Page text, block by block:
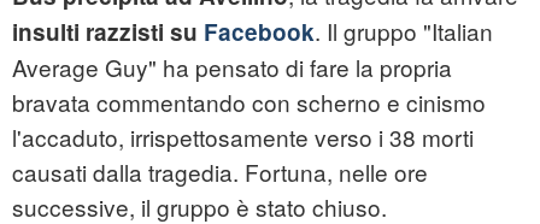
insulti razzisti su Facebook. Il gruppo "Italian
Average Guy" ha pensato di fare la propria
bravata commentando con scherno e cinismo
l'accaduto, irrispettosamente verso i 38 morti
causati dalla tragedia. Fortuna, nelle ore
successive, il gruppo è stato chiuso.